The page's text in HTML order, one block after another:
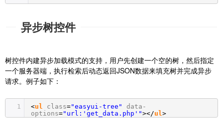
异步树控件
树控件内建异步加载模式的支持，用户先创建一个空的树，然后指定
一个服务器端，执行检索后动态返回JSON数据来填充树并完成异步
请求。例子如下：
1 <ul class="easyui-tree"
data-
options="url:'get_data.php'"></ul>